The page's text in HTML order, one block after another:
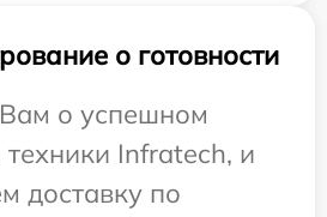
о готовности
о успешном
техники Infratech, и
доставку по